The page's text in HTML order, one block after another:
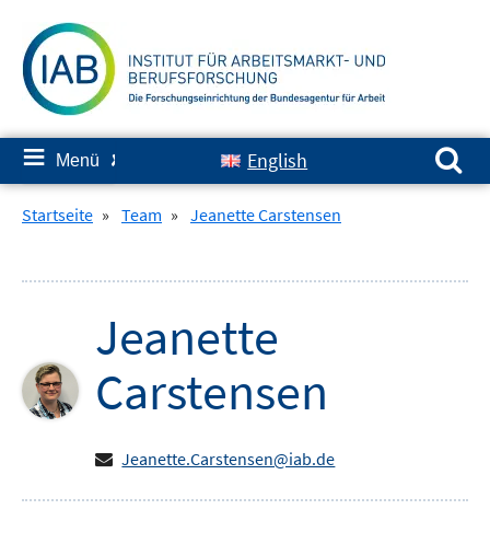
zum
Inhalt
≡ Menü ✘ English
Suchen nach:
Startseite » Team » Jeanette Carstensen
Jeanette
Carstensen
Jeanette.Carstensen@iab.de